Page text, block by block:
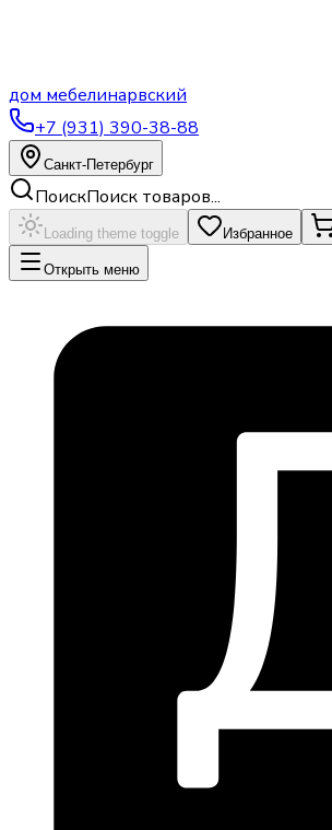
дом мебелинарвский
+7 (931) 390-38-88
Санкт-Петербург
ПоискПоиск товаров...
Loading theme toggle Избранное
Открыть меню